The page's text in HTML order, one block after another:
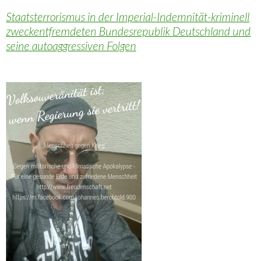
Staatsterrorismus in der Imperial-Indemnität-kriminell
zweckentfremdeten Bundesrepublik Deutschland und
seine autoaggressiven Folgen